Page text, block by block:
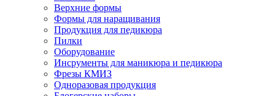
Верхние формы
Формы для наращивания
Продукция для педикюра
Пилки
Оборудование
Инсрументы для маникюра и педикюра
Фрезы КМИЗ
Одноразовая продукция